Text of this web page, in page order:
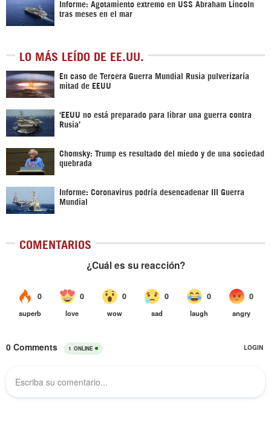
Informe: Agotamiento extremo en USS Abraham Lincoln
tras meses en el mar
LO MÁS LEÍDO DE EE.UU.
En caso de Tercera Guerra Mundial Rusia pulverizaría
mitad de EEUU
‘EEUU no está preparado para librar una guerra contra
Rusia’
Chomsky: Trump es resultado del miedo y de una sociedad
quebrada
Informe: Coronavirus podría desencadenar III Guerra
Mundial
COMENTARIOS